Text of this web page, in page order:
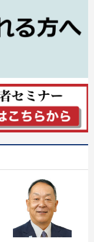
い
用 異発想
を更新いただけます。